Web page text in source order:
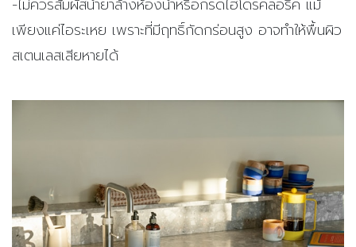
-ไม่ควรสัมผัสน้ำยาล้างห้องน้ำหรือกรดไฮโดรคลอริค แม้
เพียงแค่ไอระเหย เพราะที่มีฤทธิ์กัดกร่อนสูง อาจทำให้พื้นผิว
สเตนเลสเสียหายได้